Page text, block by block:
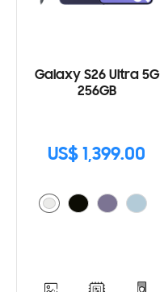
Galaxy S26 Ultra 5G
256GB
US$ 1,399.00